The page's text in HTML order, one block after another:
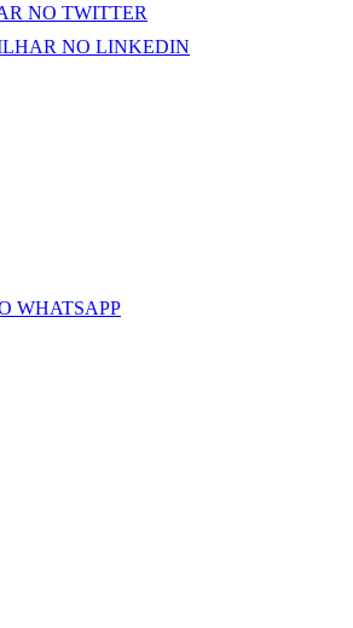
NO TWITTER
NO LINKEDIN
WHATSAPP